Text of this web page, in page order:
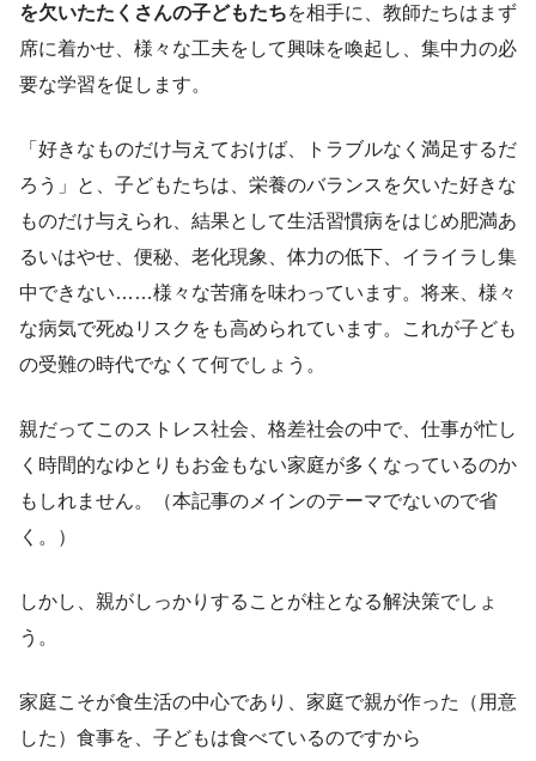
を欠いたたくさんの子どもたちを相手に、教師たちはまず
席に着かせ、様々な工夫をして興味を喚起し、集中力の必
要な学習を促します。
「好きなものだけ与えておけば、トラブルなく満足するだ
ろう」と、子どもたちは、栄養のバランスを欠いた好きな
ものだけ与えられ、結果として生活習慣病をはじめ肥満あ
るいはやせ、便秘、老化現象、体力の低下、イライラし集
中できない……様々な苦痛を味わっています。将来、様々
な病気で死ぬリスクをも高められています。これが子ども
の受難の時代でなくて何でしょう。
親だってこのストレス社会、格差社会の中で、仕事が忙し
く時間的なゆとりもお金もない家庭が多くなっているのか
もしれません。（本記事のメインのテーマでないので省
く。）
しかし、親がしっかりすることが柱となる解決策でしょ
う。
家庭こそが食生活の中心であり、家庭で親が作った（用意
した）食事を、子どもは食べているのですから